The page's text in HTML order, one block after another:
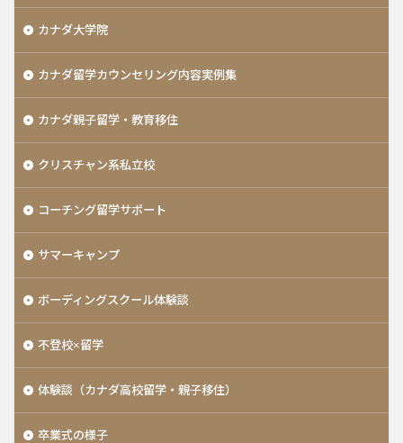
カナダ大学院
カナダ留学カウンセリング内容実例集
カナダ親子留学・教育移住
クリスチャン系私立校
コーチング留学サポート
サマーキャンプ
ボーディングスクール体験談
不登校×留学
体験談（カナダ高校留学・親子移住）
卒業式の様子